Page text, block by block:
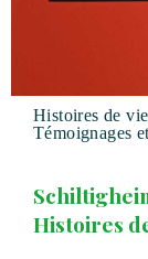
Histoires de
Témoignages
Histoires